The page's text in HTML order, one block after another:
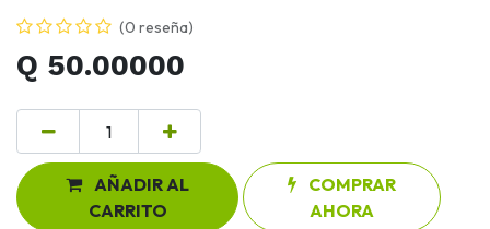
(0 reseña)
Q 50.00000
AÑADIR AL
CARRITO
COMPRAR
AHORA